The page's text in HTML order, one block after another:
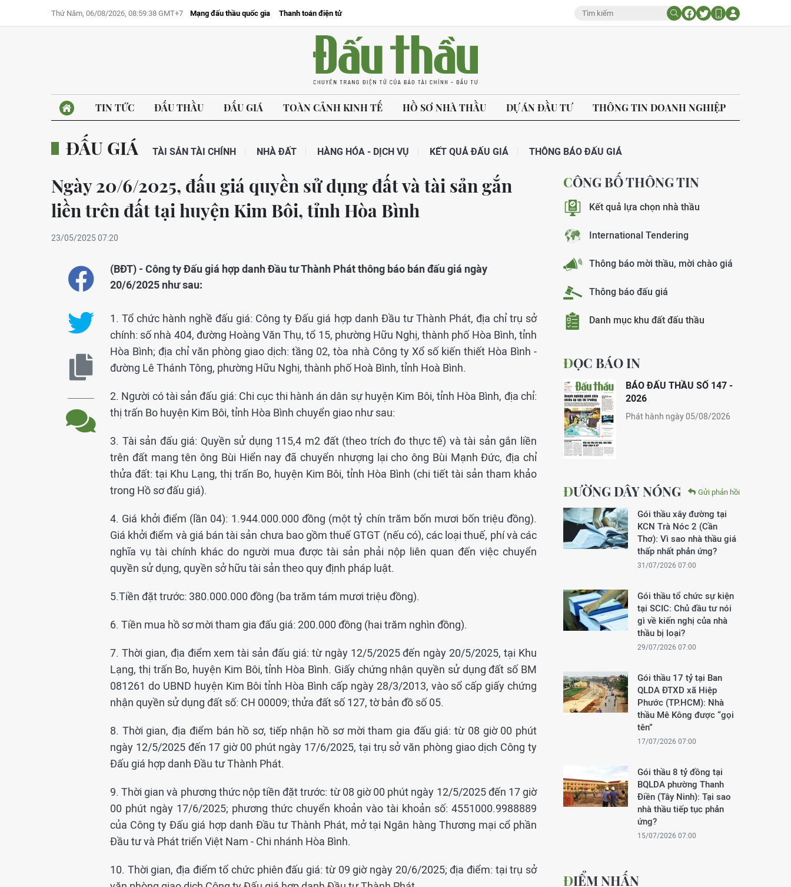
Thứ Năm, 06/08/2026, 08:59:38 GMT+7 Mạng đấu thầu quốc gia Thanh toán điện tử
TIN TỨC ĐẤU THẦU ĐẤU GIÁ TOÀN CẢNH KINH TẾ HỒ SƠ NHÀ THẦU DỰ ÁN ĐẦU TƯ THÔNG TIN DOANH NGHIỆP
ĐẤU GIÁ TÀI SẢN TÀI CHÍNH NHÀ ĐẤT HÀNG HÓA - DỊCH VỤ KẾT QUẢ ĐẤU GIÁ THÔNG BÁO ĐẤU GIÁ
Ngày 20/6/2025, đấu giá quyền sử dụng đất và tài sản gắn
liền trên đất tại huyện Kim Bôi, tỉnh Hòa Bình
23/05/2025 07:20
(BĐT) - Công ty Đấu giá hợp danh Đầu tư Thành Phát thông báo bán đấu giá ngày
20/6/2025 như sau:
1. Tổ chức hành nghề đấu giá: Công ty Đấu giá hợp danh Đầu tư Thành Phát, địa chỉ trụ sở
chính: số nhà 404, đường Hoàng Văn Thụ, tổ 15, phường Hữu Nghị, thành phố Hòa Bình, tỉnh
Hòa Bình; địa chỉ văn phòng giao dịch: tầng 02, tòa nhà Công ty Xổ số kiến thiết Hòa Bình -
đường Lê Thánh Tông, phường Hữu Nghị, thành phố Hoà Bình, tỉnh Hoà Bình.
2. Người có tài sản đấu giá: Chi cục thi hành án dân sự huyện Kim Bôi, tỉnh Hòa Bình, địa chỉ:
thị trấn Bo huyện Kim Bôi, tỉnh Hòa Bình chuyển giao như sau:
3. Tài sản đấu giá: Quyền sử dụng 115,4 m2 đất (theo trích đo thực tế) và tài sản gắn liền
trên đất mang tên ông Bùi Hiển nay đã chuyển nhượng lại cho ông Bùi Mạnh Đức, địa chỉ
thửa đất: tại Khu Lạng, thị trấn Bo, huyện Kim Bôi, tỉnh Hòa Bình (chi tiết tài sản tham khảo
trong Hồ sơ đấu giá).
4. Giá khởi điểm (lần 04): 1.944.000.000 đồng (một tỷ chín trăm bốn mươi bốn triệu đồng).
Giá khởi điểm và giá bán tài sản chưa bao gồm thuế GTGT (nếu có), các loại thuế, phí và các
nghĩa vụ tài chính khác do người mua được tài sản phải nộp liên quan đến việc chuyển
quyền sử dụng, quyền sở hữu tài sản theo quy định pháp luật.
5.Tiền đặt trước: 380.000.000 đồng (ba trăm tám mươi triệu đồng).
6. Tiền mua hồ sơ mời tham gia đấu giá: 200.000 đồng (hai trăm nghìn đồng).
7. Thời gian, địa điểm xem tài sản đấu giá: từ ngày 12/5/2025 đến ngày 20/5/2025, tại Khu
Lạng, thị trấn Bo, huyện Kim Bôi, tỉnh Hòa Bình. Giấy chứng nhận quyền sử dụng đất số BM
081261 do UBND huyện Kim Bôi tỉnh Hòa Bình cấp ngày 28/3/2013, vào sổ cấp giấy chứng
nhận quyền sử dụng đất số: CH 00009; thửa đất số 127, tờ bản đồ số 05.
8. Thời gian, địa điểm bán hồ sơ, tiếp nhận hồ sơ mời tham gia đấu giá: từ 08 giờ 00 phút
ngày 12/5/2025 đến 17 giờ 00 phút ngày 17/6/2025, tại trụ sở văn phòng giao dịch Công ty
Đấu giá hợp danh Đầu tư Thành Phát.
9. Thời gian và phương thức nộp tiền đặt trước: từ 08 giờ 00 phút ngày 12/5/2025 đến 17 giờ
00 phút ngày 17/6/2025; phương thức chuyển khoản vào tài khoản số: 4551000.9988889
của Công ty Đấu giá hợp danh Đầu tư Thành Phát, mở tại Ngân hàng Thương mại cổ phần
Đầu tư và Phát triển Việt Nam - Chi nhánh Hòa Bình.
10. Thời gian, địa điểm tổ chức phiên đấu giá: từ 09 giờ ngày 20/6/2025; địa điểm: tại trụ sở
CÔNG BỐ THÔNG TIN
Kết quả lựa chọn nhà thầu
International Tendering
Thông báo mời thầu, mời chào giá
Thông báo đấu giá
Danh mục khu đất đấu thầu
ĐỌC BÁO IN
BÁO ĐẤU THẦU SỐ 147 -
2026
Phát hành ngày 05/08/2026
ĐƯỜNG DÂY NÓNG Gửi phản hồi
Gói thầu xây đường tại
KCN Trà Nóc 2 (Cần
Thơ): Vì sao nhà thầu giá
thấp nhất phản ứng?
31/07/2026 07:00
Gói thầu tổ chức sự kiện
tại SCIC: Chủ đầu tư nói
gì về kiến nghị của nhà
thầu bị loại?
29/07/2026 07:00
Gói thầu 17 tỷ tại Ban
QLDA ĐTXD xã Hiệp
Phước (TP.HCM): Nhà
thầu Mê Kông được “gọi
tên”
17/07/2026 07:00
Gói thầu 8 tỷ đồng tại
BQLDA phường Thanh
Điền (Tây Ninh): Tại sao
nhà thầu tiếp tục phản
ứng?
15/07/2026 07:00
ĐIỂM NHẤN